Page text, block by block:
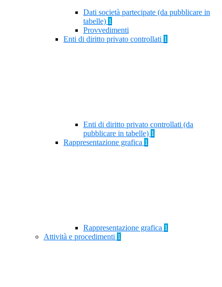
Dati società partecipate (da pubblicare in
tabelle) 1
Provvedimenti
Enti di diritto privato controllati 1
Enti di diritto privato controllati (da
pubblicare in tabelle) 1
Rappresentazione grafica 1
Rappresentazione grafica 1
Attività e procedimenti 1